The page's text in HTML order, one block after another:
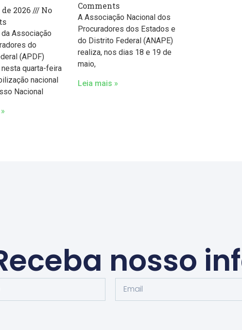
2026
No
Associação
do
(APDF)
quarta-feira
nacional
Nacional
Comments
A Associação Nacional dos
Procuradores dos Estados e
do Distrito Federal (ANAPE)
realiza, nos dias 18 e 19 de
maio,
Leia mais »
nosso